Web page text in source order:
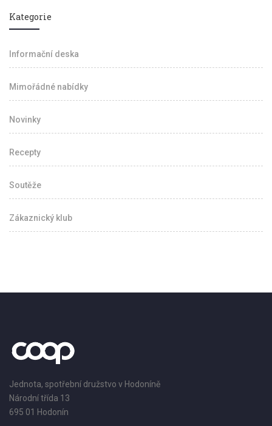
Kategorie
Informační deska
Mimořádné nabídky
Novinky
Recepty
Soutěže
Zákaznický klub
Jednota, spotřební družstvo v Hodoníně
Národní třída 13
695 01 Hodonín